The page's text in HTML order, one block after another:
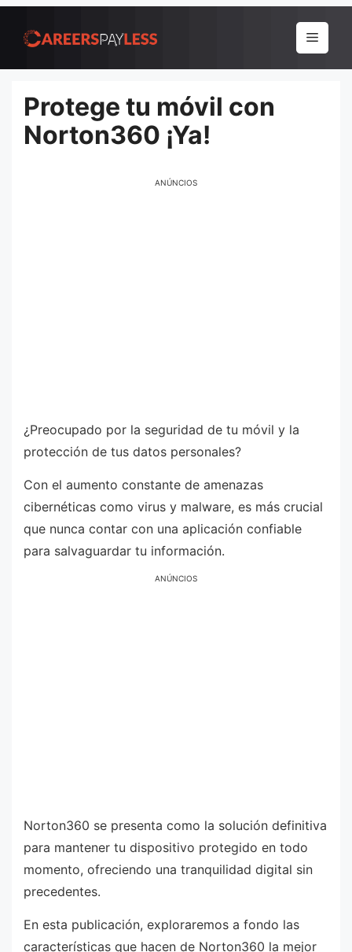
para
conteúdo
Menu
Protege tu móvil con
Norton360 ¡Ya!
ANÚNCIOS
¿Preocupado por la seguridad de tu móvil y la
protección de tus datos personales?
Con el aumento constante de amenazas
cibernéticas como virus y malware, es más crucial
que nunca contar con una aplicación confiable
para salvaguardar tu información.
ANÚNCIOS
Norton360 se presenta como la solución definitiva
para mantener tu dispositivo protegido en todo
momento, ofreciendo una tranquilidad digital sin
precedentes.
En esta publicación, exploraremos a fondo las
características que hacen de Norton360 la mejor